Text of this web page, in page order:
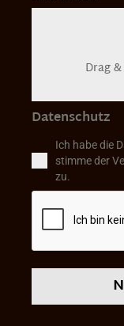
Drag
Datenschutz
Ich habe die
stimme der
zu.